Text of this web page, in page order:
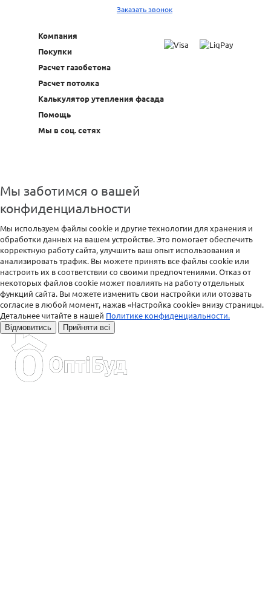
Заказать звонок
Компания
Покупки
Расчет газобетона
Расчет потолка
Калькулятор утепления фасада
Помощь
Мы в соц. сетях
Мы заботимся о вашей
конфиденциальности
Мы используем файлы cookie и другие технологии для хранения и
обработки данных на вашем устройстве. Это помогает обеспечить
корректную работу сайта, улучшить ваш опыт использования и
анализировать трафик. Вы можете принять все файлы cookie или
настроить их в соответствии со своими предпочтениями. Отказ от
некоторых файлов cookie может повлиять на работу отдельных
функций сайта. Вы можете изменить свои настройки или отозвать
согласие в любой момент, нажав «Настройка cookie» внизу страницы.
Детальнее читайте в нашей Политике конфиденциальности.
Відмовитись Прийняти всі